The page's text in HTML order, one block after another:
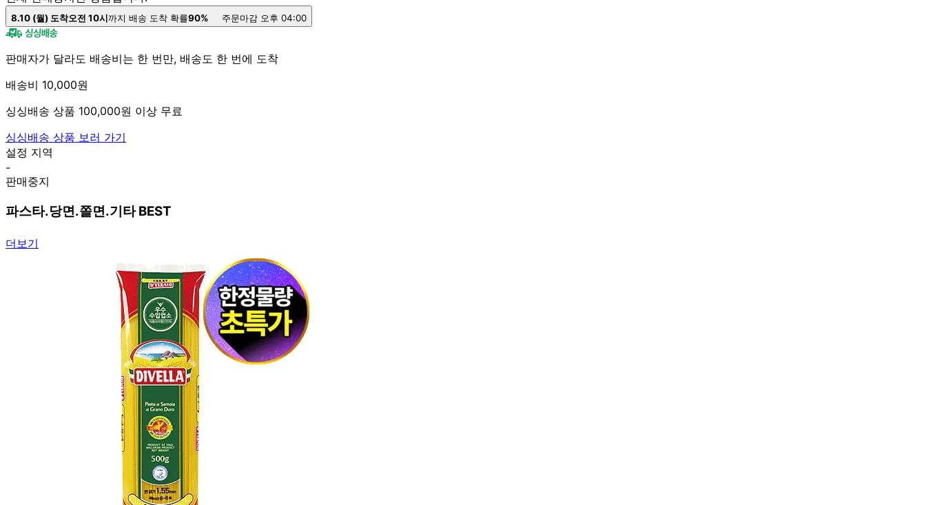
8.10 (월) 도착오전 10시까지 배송 도착 확률90% 주문마감 오후 04:00
판매자가 달라도 배송비는 한 번만, 배송도 한 번에 도착
배송비 10,000원
싱싱배송 상품 100,000원 이상 무료
싱싱배송 상품 보러 가기
설정 지역
-
판매중지
파스타.당면.쫄면.기타 BEST
더보기